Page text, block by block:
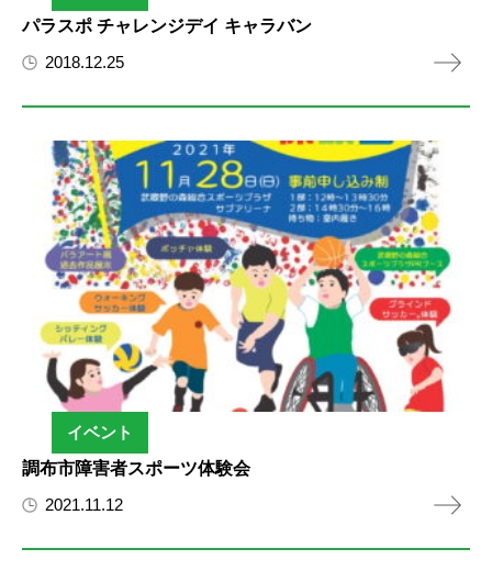
パラスポ チャレンジデイ キャラバン
2018.12.25
イベント
調布市障害者スポーツ体験会
2021.11.12